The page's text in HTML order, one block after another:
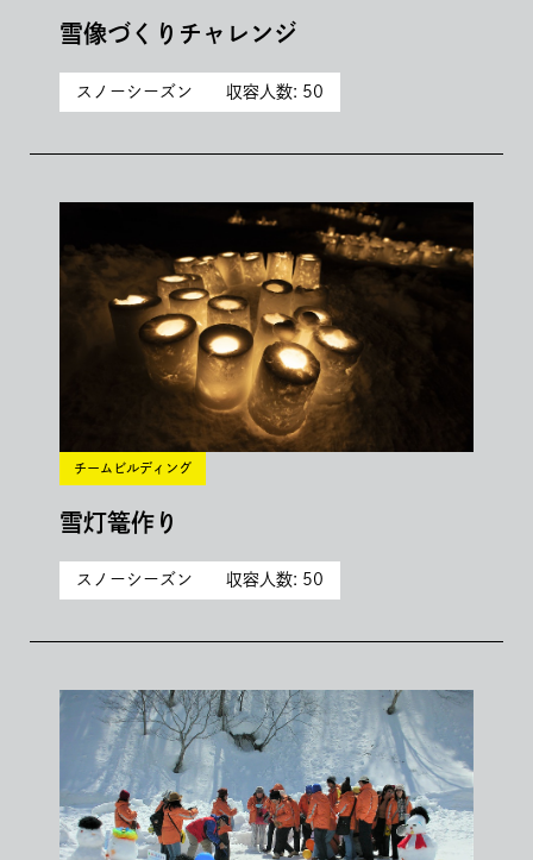
雪像づくりチャレンジ
スノーシーズン 収容人数: 50
チームビルディング
雪灯篭作り
スノーシーズン 収容人数: 50